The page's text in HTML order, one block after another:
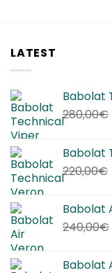
LATEST
Babolat
280,00€
Babolat
220,00€
Babolat
240,00€
Babolat